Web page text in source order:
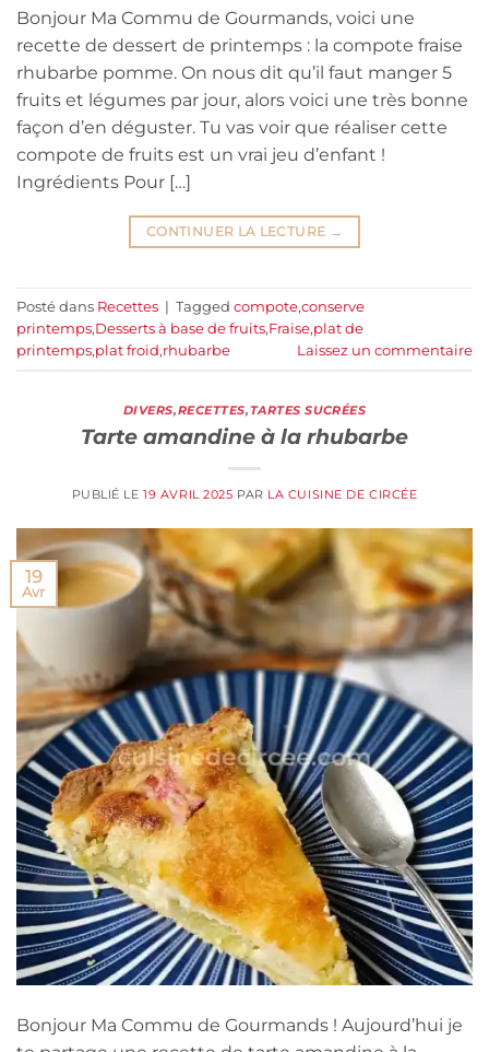
Bonjour Ma Commu de Gourmands, voici une
recette de dessert de printemps : la compote fraise
rhubarbe pomme. On nous dit qu’il faut manger 5
fruits et légumes par jour, alors voici une très bonne
façon d’en déguster. Tu vas voir que réaliser cette
compote de fruits est un vrai jeu d’enfant !
Ingrédients Pour […]
CONTINUER LA LECTURE →
Posté dans Recettes | Tagged compote,conserve
printemps,Desserts à base de fruits,Fraise,plat de
printemps,plat froid,rhubarbe Laissez un commentaire
DIVERS,RECETTES,TARTES SUCRÉES
Tarte amandine à la rhubarbe
PUBLIÉ LE19 AVRIL 2025 PAR LA CUISINE DE CIRCÉE
19
Avr
Bonjour Ma Commu de Gourmands ! Aujourd’hui je